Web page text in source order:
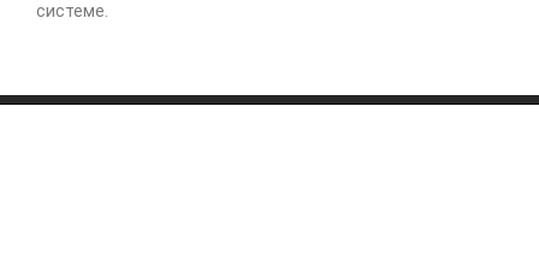
системе.